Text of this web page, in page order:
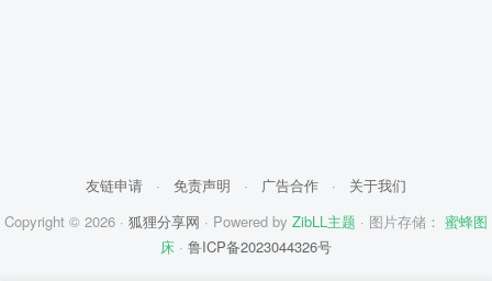
友链申请 · 免责声明 · 广告合作 ·
关于我们
Copyright © 2026 · 狐狸分享网 · Powered by ZibLL主题 · 图片存储： 蜜蜂图
床 · 鲁ICP备2023044326号